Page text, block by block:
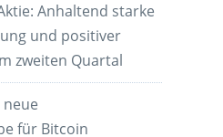
Anhaltend starke
und positiver
zweiten Quartal
neue
für Bitcoin